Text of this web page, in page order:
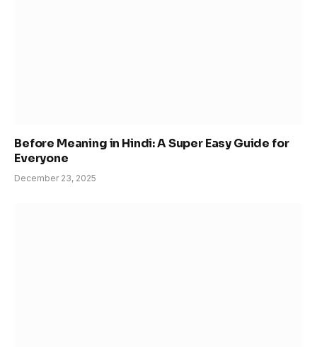
Before Meaning in Hindi: A Super Easy Guide for
Everyone
December 23, 2025